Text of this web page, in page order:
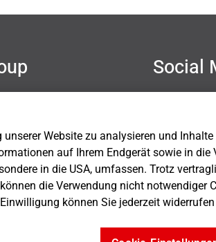
Social
Website zu analysieren und
auf Ihrem Endgerät sowie in
in die USA, umfassen. Trotz
die Verwendung nicht notwendiger
können Sie jederzeit